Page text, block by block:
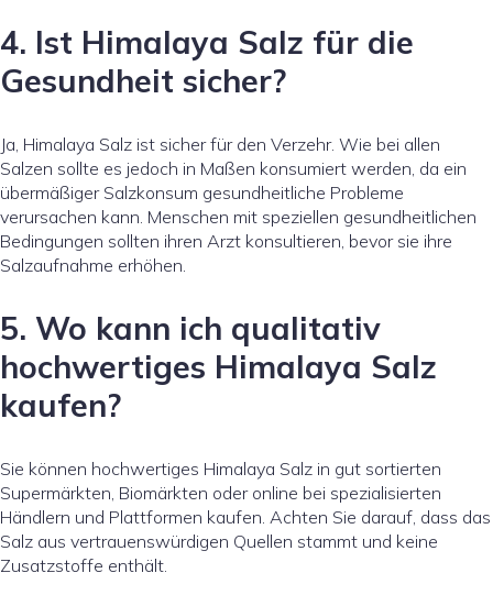
4. Ist Himalaya Salz für die
Gesundheit sicher?
Ja, Himalaya Salz ist sicher für den Verzehr. Wie bei allen
Salzen sollte es jedoch in Maßen konsumiert werden, da ein
übermäßiger Salzkonsum gesundheitliche Probleme
verursachen kann. Menschen mit speziellen gesundheitlichen
Bedingungen sollten ihren Arzt konsultieren, bevor sie ihre
Salzaufnahme erhöhen.
5. Wo kann ich qualitativ
hochwertiges Himalaya Salz
kaufen?
Sie können hochwertiges Himalaya Salz in gut sortierten
Supermärkten, Biomärkten oder online bei spezialisierten
Händlern und Plattformen kaufen. Achten Sie darauf, dass das
Salz aus vertrauenswürdigen Quellen stammt und keine
Zusatzstoffe enthält.